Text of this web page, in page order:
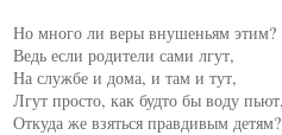
Но много ли веры внушеньям этим?
Ведь если родители сами лгут,
На службе и дома, и там и тут,
Лгут просто, как будто бы воду пьют,
Откуда же взяться правдивым